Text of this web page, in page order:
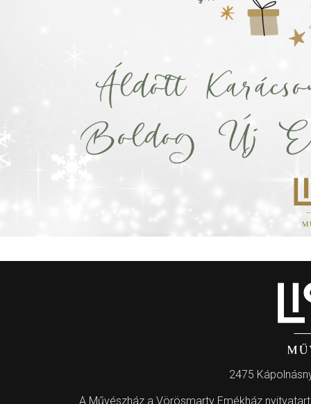
2475
A Művészház a Vörösmarty Emékház